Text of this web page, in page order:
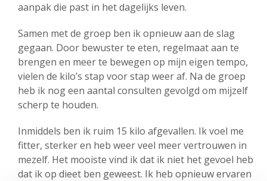
aanpak die past in het dagelijks leven.
Samen met de groep ben ik opnieuw aan de slag
gegaan. Door bewuster te eten, regelmaat aan te
brengen en meer te bewegen op mijn eigen tempo,
vielen de kilo’s stap voor stap weer af. Na de groep
heb ik nog een aantal consulten gevolgd om mijzelf
scherp te houden.
Inmiddels ben ik ruim 15 kilo afgevallen. Ik voel me
fitter, sterker en heb weer veel meer vertrouwen in
mezelf. Het mooiste vind ik dat ik niet het gevoel heb
dat ik op dieet ben geweest. Ik heb opnieuw ervaren